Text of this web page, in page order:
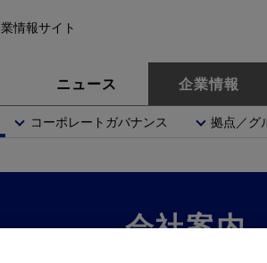
情報サイト
ニュース 企業情報
コーポレートガバナンス 拠点／グ
会社案内